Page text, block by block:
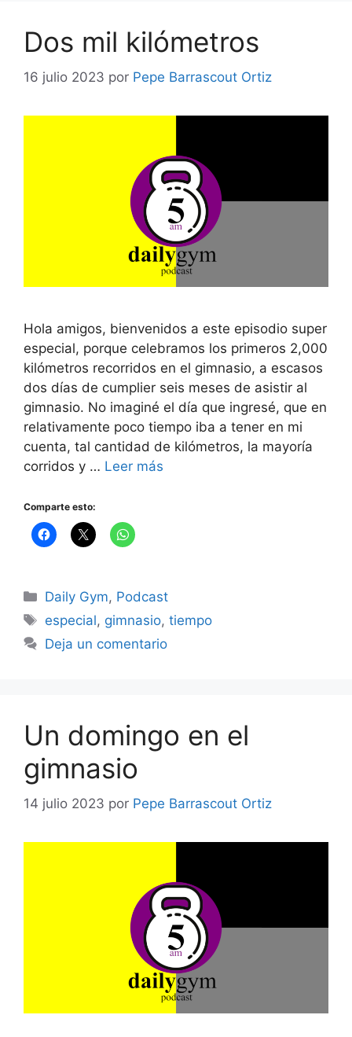
Dos mil kilómetros
16 julio 2023 por Pepe Barrascout Ortiz
Hola amigos, bienvenidos a este episodio super
especial, porque celebramos los primeros 2,000
kilómetros recorridos en el gimnasio, a escasos
dos días de cumplier seis meses de asistir al
gimnasio. No imaginé el día que ingresé, que en
relativamente poco tiempo iba a tener en mi
cuenta, tal cantidad de kilómetros, la mayoría
corridos y … Leer más
Comparte esto:
Categorías
Daily Gym, Podcast
Etiquetas
especial, gimnasio,tiempo
Deja un comentario
Un domingo en el
gimnasio
14 julio 2023 por Pepe Barrascout Ortiz